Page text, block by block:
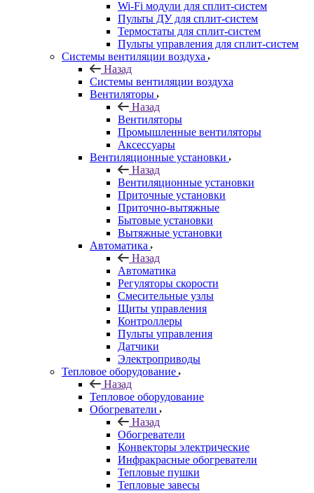
Wi-Fi модули для сплит-систем
Пульты ДУ для сплит-систем
Термостаты для сплит-систем
Пульты управления для сплит-систем
Системы вентиляции воздуха
Назад
Системы вентиляции воздуха
Вентиляторы
Назад
Вентиляторы
Промышленные вентиляторы
Аксессуары
Вентиляционные установки
Назад
Вентиляционные установки
Приточные установки
Приточно-вытяжные
Бытовые установки
Вытяжные установки
Автоматика
Назад
Автоматика
Регуляторы скорости
Смесительные узлы
Щиты управления
Контроллеры
Пульты управления
Датчики
Электроприводы
Тепловое оборудование
Назад
Тепловое оборудование
Обогреватели
Назад
Обогреватели
Конвекторы электрические
Инфракрасные обогреватели
Тепловые пушки
Тепловые завесы